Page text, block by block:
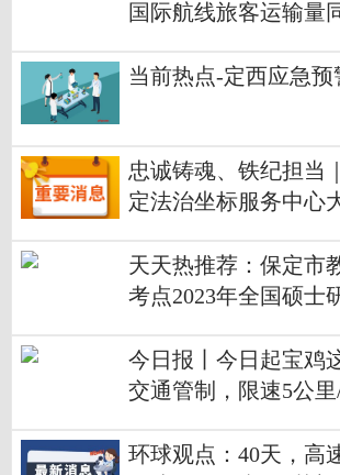
国际航线旅客运输量
当前热点-定西应急预
忠诚铸魂、铁纪担当
定法治坐标服务中心
天天热推荐：保定市
考点2023年全国硕士
今日报丨今日起宝鸡
交通管制，限速5公
环球观点：40天，高